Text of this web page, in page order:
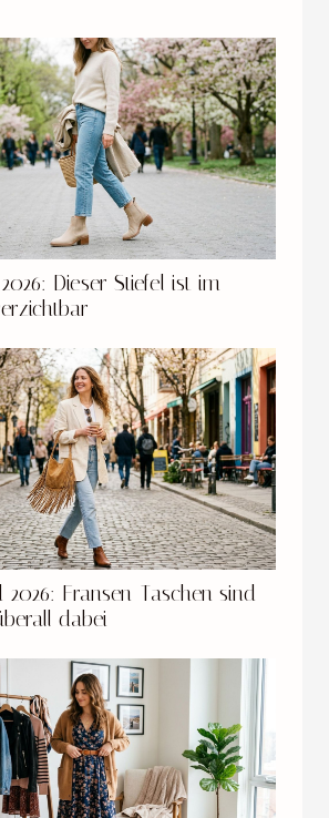
Dieser Stiefel ist im
2026: Fransen-Taschen sind
dabei